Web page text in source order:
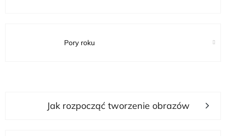
Pory roku
Jak rozpocząć tworzenie obrazów